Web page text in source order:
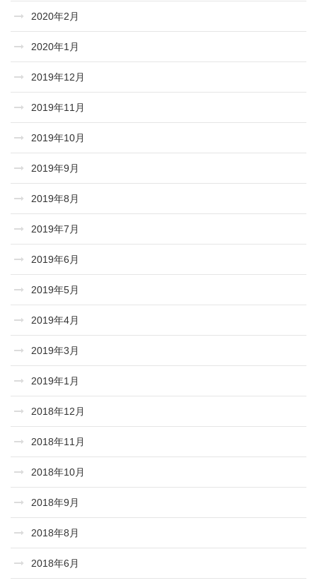
2020年2月
2020年1月
2019年12月
2019年11月
2019年10月
2019年9月
2019年8月
2019年7月
2019年6月
2019年5月
2019年4月
2019年3月
2019年1月
2018年12月
2018年11月
2018年10月
2018年9月
2018年8月
2018年6月